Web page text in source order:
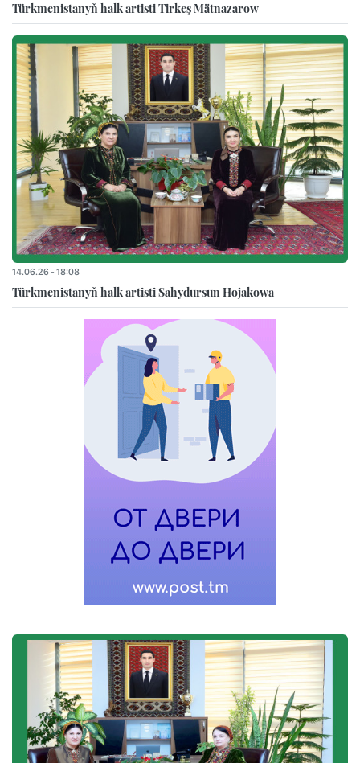
Türkmenistanyň halk artisti Tirkeş Mätnazarow
14.06.26 - 18:08
Türkmenistanyň halk artisti Sahydursun Hojakowa